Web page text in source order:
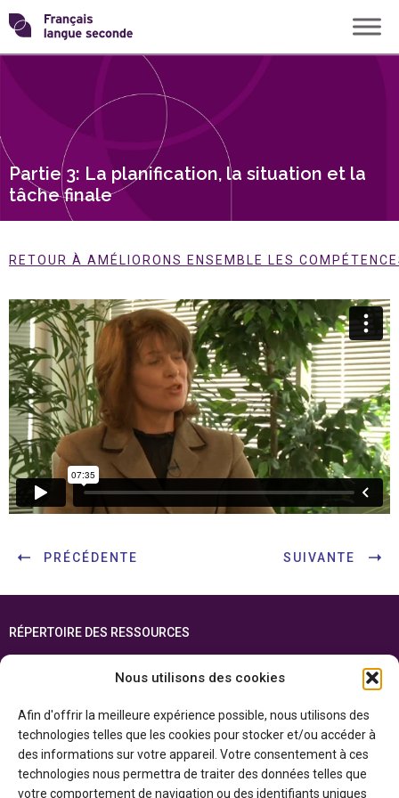
Nous utilisons des cookies
Afin d'offrir la meilleure expérience possible, nous utilisons des
technologies telles que les cookies pour stocker et/ou accéder à
des informations sur votre appareil. Votre consentement à ces
technologies nous permettra de traiter des données telles que
votre comportement de navigation ou des identifiants uniques
Skip
to
content
Transformons
langue
Partie 3: La planification, la situation et la
tâche finale
RETOUR À AMÉLIORONS ENSEMBLE LES
PRÉCÉDENTE SUIVANTE
RÉPERTOIRE DES RESSOURCES
FOIRE AUX QUESTIONS
ENGLISH
Cette ressource est réalisée grâce au soutien financier du gouvernement de
l’Ontario et du gouvernement duCanada par l’entremise du ministère du
Patrimoine canadien